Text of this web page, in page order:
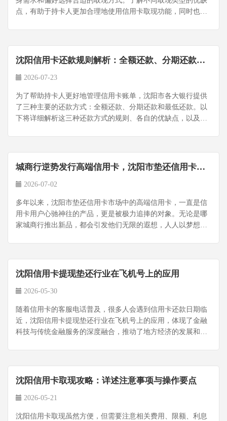
点，有助于持卡人更加合理地使用信用卡取现功能，同时也要
沈阳信用卡还款规则解析：全额还款、分期还款、
2026-07-23
为了帮助持卡人更好地管理信用卡账单，沈阳市各大银行提供
了三种主要的还款方式：全额还款、分期还款和最低还款。以
下将详细解析这三种还款方式的规则、各自的优缺点，以及适
城商行逆势发行高端信用卡，沈阳市垫还信用卡何
2026-07-02
​多年以来，沈阳市垫还信用卡市场中的高端信用卡，一直是信
用卡用户心驰神往的产品，更是被极力追捧的对象。无论是哪
家城商行推出新品，都会引发他们无限的遐想，人人以梦想拥
沈阳信用卡提现垫还行业在飞机号上的应用
2026-05-30
随着信用卡的客服电话普及，很多人会遇到信用卡还款日期临
近，沈阳信用卡提现垫还行业在飞机号上的应用，体现了金融
科技与传统金融服务的深度融合，推动了地方经济的发展和居
沈阳信用卡取现攻略：详述注意事项与操作要点
2026-05-21
沈阳信用卡取现虽然方便，但需要注意相关费用、限额、利息